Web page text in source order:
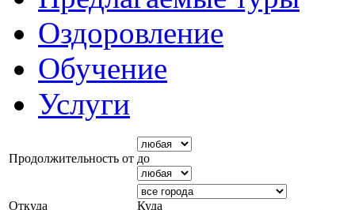
Оздоровление
Обучение
Услуги
Продолжительность от до
Откуда Куда